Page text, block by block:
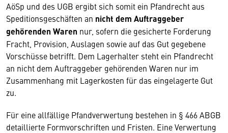
AöSp und des UGB ergibt sich somit ein Pfandrecht aus
Speditionsgeschäften an nicht dem Auftraggeber
gehörenden Waren nur, sofern die gesicherte Forderung
Fracht, Provision, Auslagen sowie auf das Gut gegebene
Vorschüsse betrifft. Dem Lagerhalter steht ein Pfandrecht
an nicht dem Auftraggeber gehörenden Waren nur im
Zusammenhang mit Lagerkosten für das eingelagerte Gut
zu.
Für eine allfällige Pfandverwertung bestehen in § 466 ABGB
detaillierte Formvorschriften und Fristen. Eine Verwertung